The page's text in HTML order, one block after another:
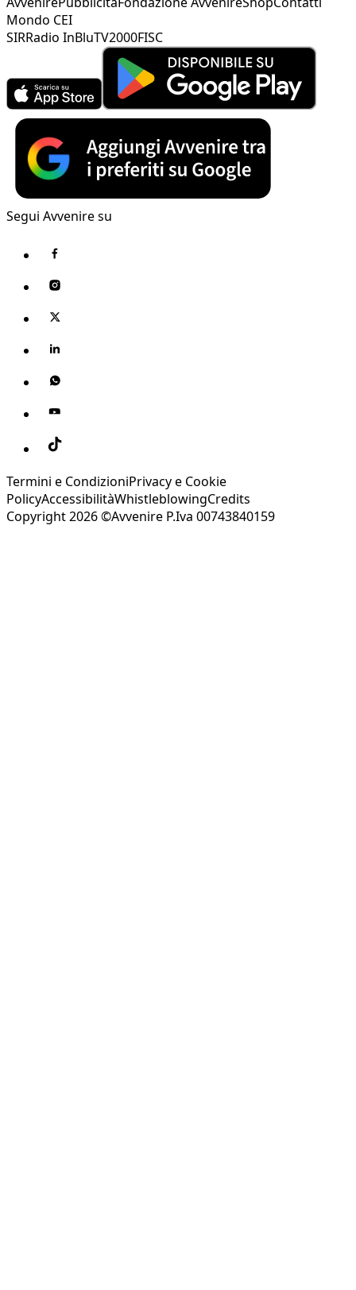
Mondo CEI
SIRRadio InBluTV2000FISC
Segui Avvenire su
Termini e CondizioniPrivacy e Cookie
PolicyAccessibilitàWhistleblowingCredits
Copyright 2026 ©Avvenire P.Iva 00743840159